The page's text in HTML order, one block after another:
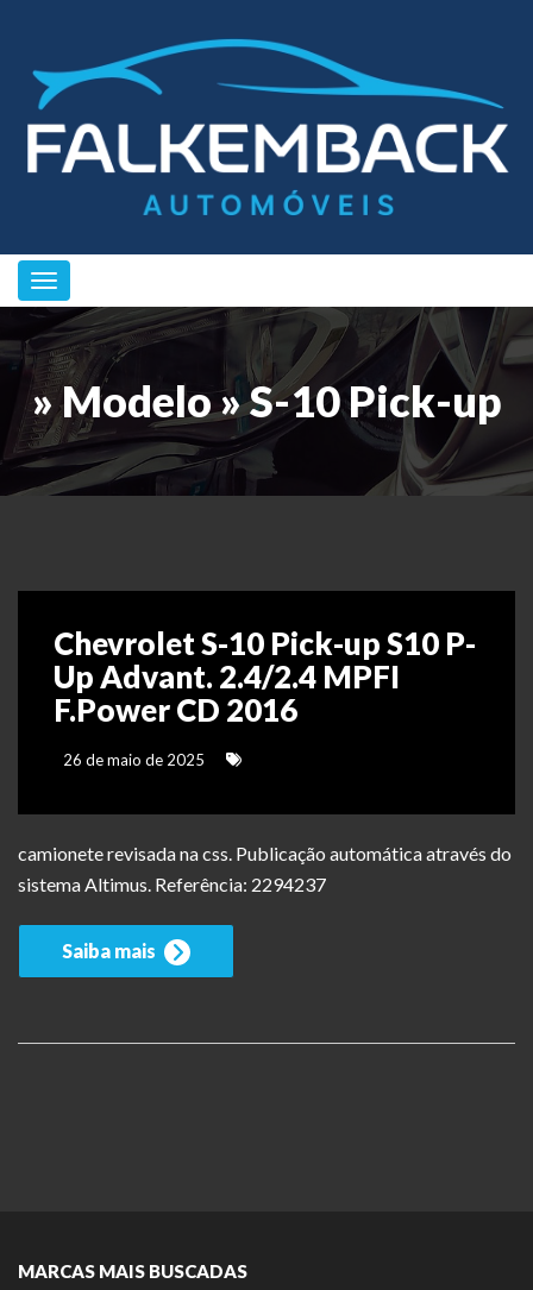
Toggle navigation
» Modelo » S-10 Pick-up
Chevrolet S-10 Pick-up S10 P-
Up Advant. 2.4/2.4 MPFI
F.Power CD 2016
26 de maio de 2025
camionete revisada na css. Publicação automática através do
sistema Altimus. Referência: 2294237
Saiba mais
MARCAS MAIS BUSCADAS